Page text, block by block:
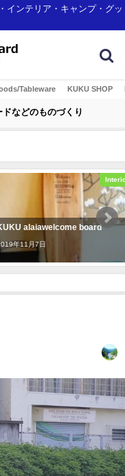
インテリア・キャンプ・グッ
Tableware KUKU SHOP
などのものづくり
Interior
alaiawelcome board
年11月7日